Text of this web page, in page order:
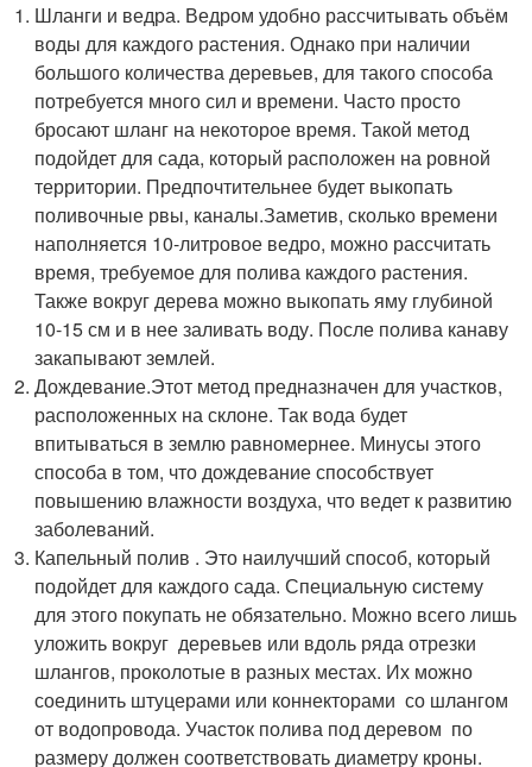
Шланги и ведра. Ведром удобно рассчитывать объём
воды для каждого растения. Однако при наличии
большого количества деревьев, для такого способа
потребуется много сил и времени. Часто просто
бросают шланг на некоторое время. Такой метод
подойдет для сада, который расположен на ровной
территории. Предпочтительнее будет выкопать
поливочные рвы, каналы.Заметив, сколько времени
наполняется 10-литровое ведро, можно рассчитать
время, требуемое для полива каждого растения.
Также вокруг дерева можно выкопать яму глубиной
10-15 см и в нее заливать воду. После полива канаву
закапывают землей.
Дождевание.Этот метод предназначен для участков,
расположенных на склоне. Так вода будет
впитываться в землю равномернее. Минусы этого
способа в том, что дождевание способствует
повышению влажности воздуха, что ведет к развитию
заболеваний.
Капельный полив . Это наилучший способ, который
подойдет для каждого сада. Специальную систему
для этого покупать не обязательно. Можно всего лишь
уложить вокруг деревьев или вдоль ряда отрезки
шлангов, проколотые в разных местах. Их можно
соединить штуцерами или коннекторами со шлангом
от водопровода. Участок полива под деревом по
размеру должен соответствовать диаметру кроны.